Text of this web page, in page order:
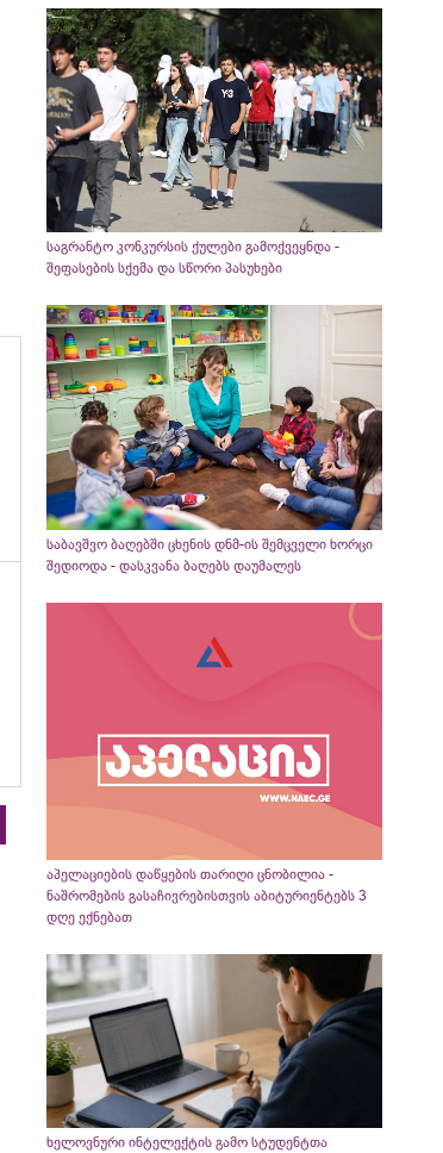
საგრანტო კონკურსის ქულები გამოქვეყნდა -
შეფასების სქემა და სწორი პასუხები
საბავშვო ბაღებში ცხენის დნმ-ის შემცველი ხორცი
შედიოდა - დასკვანა ბაღებს დაუმალეს
აპელაციების დაწყების თარიღი ცნობილია -
ნაშრომების გასაჩივრებისთვის აბიტურიენტებს 3
დღე ექნებათ
ხელოვნური ინტელექტის გამო სტუდენტთა